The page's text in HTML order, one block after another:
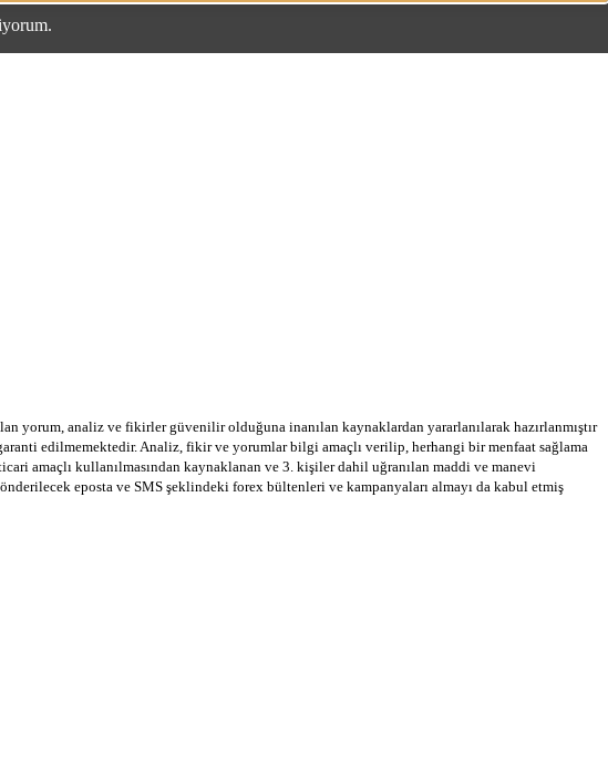
yorum, analiz ve fikirler güvenilir olduğuna inanılan kaynaklardan yararlanılarak hazırlanmıştır
edilmemektedir. Analiz, fikir ve yorumlar bilgi amaçlı verilip, herhangi bir menfaat sağlama
amaçlı kullanılmasından kaynaklanan ve 3. kişiler dahil uğranılan maddi ve manevi
eposta ve SMS şeklindeki forex bültenleri ve kampanyaları almayı da kabul etmiş